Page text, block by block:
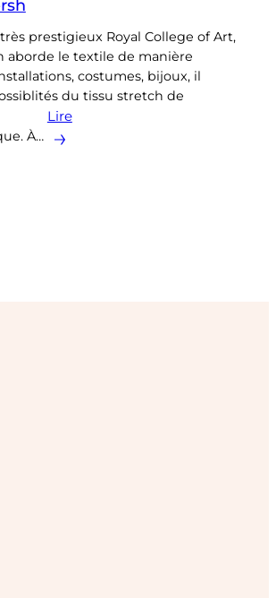
prestigieux Royal College of Art,
aborde le textile de manière
costumes, bijoux, il
du tissu stretch de
À…
Lire